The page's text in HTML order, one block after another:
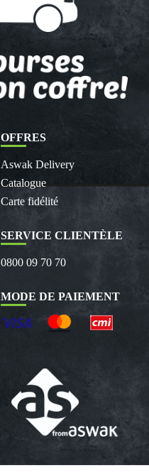
OFFRES
Aswak Delivery
Catalogue
Carte fidélité
SERVICE CLIENTÈLE
0800 09 70 70
MODE DE PAIEMENT